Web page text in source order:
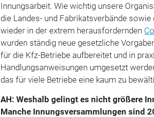
Innungsarbeit. Wie wichtig unsere
die Landes- und Fabrikatsverbände sowie
wieder in der extrem herausfordernden
wurden ständig neue gesetzliche
für die Kfz-Betriebe aufbereitet und in
Handlungsanweisungen umgesetzt
das für viele Betriebe eine kaum zu
AH: Weshalb gelingt es nicht größere
Manche Innungsversammlungen sind